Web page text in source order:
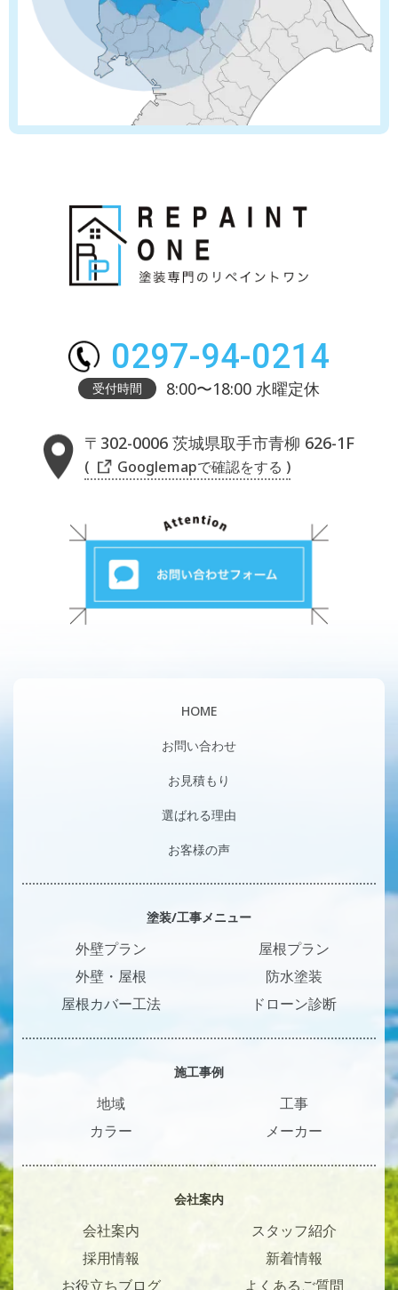
0297-94-0214
受付時間 8:00〜18:00 水曜定休
〒302-0006 茨城県取手市青柳 626-1F
( Googlemapで確認をする )
HOME
お問い合わせ
お見積もり
選ばれる理由
お客様の声
塗装/工事メニュー
外壁プラン
屋根プラン
外壁・屋根
防水塗装
屋根カバー工法
ドローン診断
施工事例
地域
工事
カラー
メーカー
会社案内
会社案内
スタッフ紹介
採用情報
新着情報
お役立ちブログ
よくあるご質問